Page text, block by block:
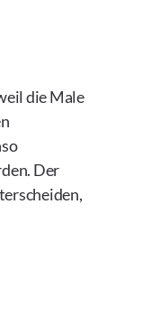
die Male
Der